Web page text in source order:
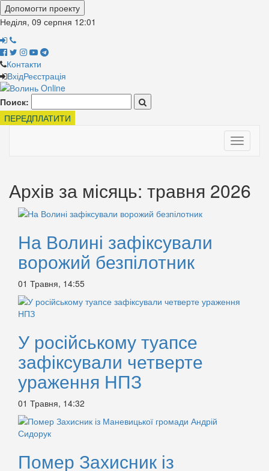
Допомогти проекту
Неділя, 09 серпня 12:01
Контакти
ВхідРеєстрація
Поиск:
ПЕРЕДПЛАТИТИ
Toggle
Архів за місяць: травня 2026
На Волині зафіксували
ворожий безпілотник
01 Травня, 14:55
У російському туапсе
зафіксували четверте
ураження НПЗ
01 Травня, 14:32
Помер Захисник із